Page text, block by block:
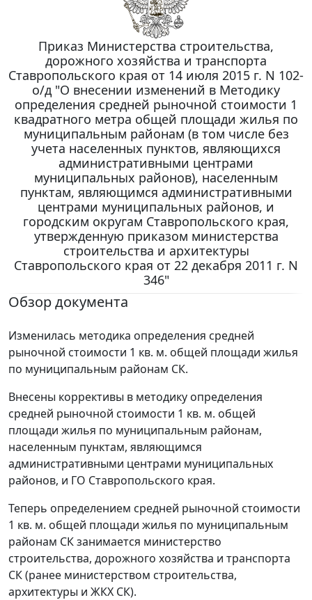
Приказ Министерства строительства,
дорожного хозяйства и транспорта
Ставропольского края от 14 июля 2015 г. N 102-
о/д "О внесении изменений в Методику
определения средней рыночной стоимости 1
квадратного метра общей площади жилья по
муниципальным районам (в том числе без
учета населенных пунктов, являющихся
административными центрами
муниципальных районов), населенным
пунктам, являющимся административными
центрами муниципальных районов, и
городским округам Ставропольского края,
утвержденную приказом министерства
строительства и архитектуры
Ставропольского края от 22 декабря 2011 г. N
346"
Обзор документа
Изменилась методика определения средней
рыночной стоимости 1 кв. м. общей площади жилья
по муниципальным районам СК.
Внесены коррективы в методику определения
средней рыночной стоимости 1 кв. м. общей
площади жилья по муниципальным районам,
населенным пунктам, являющимся
административными центрами муниципальных
районов, и ГО Ставропольского края.
Теперь определением средней рыночной стоимости
1 кв. м. общей площади жилья по муниципальным
районам СК занимается министерство
строительства, дорожного хозяйства и транспорта
СК (ранее министерством строительства,
архитектуры и ЖКХ СК).